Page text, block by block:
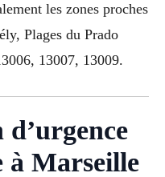
les zones proches
Plages du Prado
13007, 13009.
à Marseille